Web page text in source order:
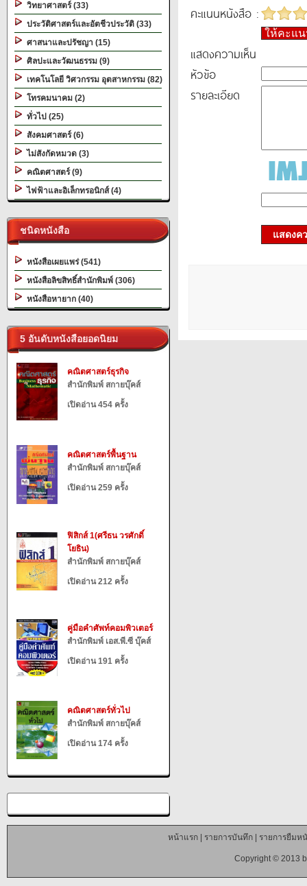
วิทยาศาสตร์ (33)
ประวัติศาสตร์และอัตชีวประวัติ (33)
ศาสนาและปรัชญา (15)
ศิลปะและวัฒนธรรม (9)
เทคโนโลยี วิศวกรรม อุตสาหกรรม (82)
โทรคมนาคม (2)
ทั่วไป (25)
สังคมศาสตร์ (6)
ไม่สังกัดหมวด (3)
คณิตศาสตร์ (9)
ไฟฟ้าและอิเล็กทรอนิกส์ (4)
ชนิดหนังสือ
หนังสือเผยแพร่ (541)
หนังสือลิขสิทธิ์สำนักพิมพ์ (306)
หนังสือหายาก (40)
5 อันดับหนังสือยอดนิยม
คณิตศาสตร์ธุรกิจ
สำนักพิมพ์ สกายบุ๊คส์
เปิดอ่าน 454 ครั้ง
คณิตศาสตร์พื้นฐาน
สำนักพิมพ์ สกายบุ๊คส์
เปิดอ่าน 259 ครั้ง
ฟิสิกส์ 1(ศรีธน วรศักดิ์
โยธิน)
สำนักพิมพ์ สกายบุ๊คส์
เปิดอ่าน 212 ครั้ง
คู่มือคำศัพท์คอมพิวเตอร์
สำนักพิมพ์ เอส.พี.ซี บุ๊คส์
เปิดอ่าน 191 ครั้ง
คณิตศาสตร์ทั่วไป
สำนักพิมพ์ สกายบุ๊คส์
เปิดอ่าน 174 ครั้ง
คะแนนหนังสือ :
ให้คะแ
แสดงความเห็น
หัวข้อ
รายละเอียด
แสดงค
หน้าแรก| รายการบันทึก| รายการยืมห
Copyright © 2013